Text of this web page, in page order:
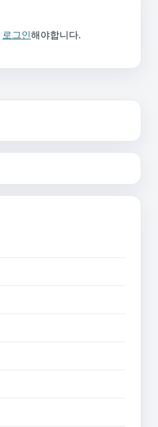
로그인해야합니다.